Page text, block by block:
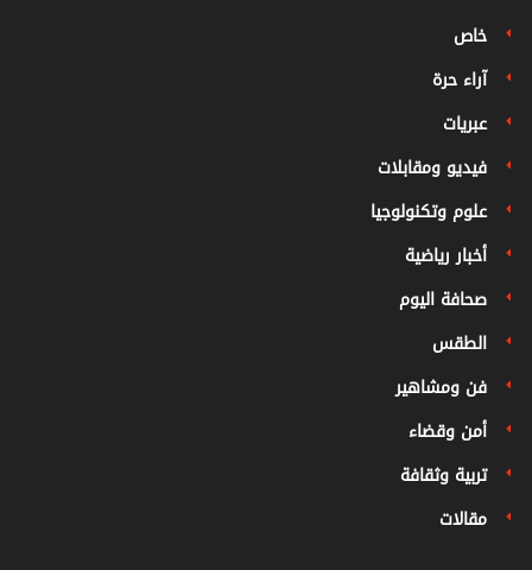
خاص
آراء حرة
عبريات
فيديو ومقابلات
علوم وتكنولوجيا
أخبار رياضية
صحافة اليوم
الطقس
فن ومشاهير
أمن وقضاء
تربية وثقافة
مقالات